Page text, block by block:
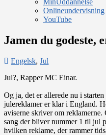
Onlineundervisning
YouTube
Jamen du godeste,
Engelsk, Jul
Jul?, Rapper MC Einar.
Og ja, det er allerede nu i
julereklamer er klar i England.
aviserne skriver om
sang der bliver nummer 1 til jul
hvilken reklame, der rammer